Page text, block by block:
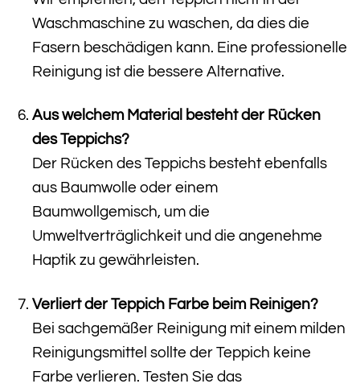
Waschmaschine zu waschen, da dies die
Fasern beschädigen kann. Eine professionelle
Reinigung ist die bessere Alternative.
Aus welchem Material besteht der Rücken
des Teppichs?
Der Rücken des Teppichs besteht ebenfalls
aus Baumwolle oder einem
Baumwollgemisch, um die
Umweltverträglichkeit und die angenehme
Haptik zu gewährleisten.
Verliert der Teppich Farbe beim Reinigen?
Bei sachgemäßer Reinigung mit einem milden
Reinigungsmittel sollte der Teppich keine
Farbe verlieren. Testen Sie das